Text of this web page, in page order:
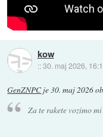
kow
::30. maj 2026,
GenZNPCje30. maj 2026
Za te rakete vozimo